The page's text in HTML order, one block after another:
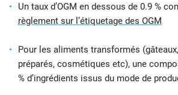
Un taux d’OGM en dessous de 0.9 %
règlement sur l’étiquetage des OGM
Pour les aliments transformés
préparés, cosmétiques etc), une
% d’ingrédients issus du mode de